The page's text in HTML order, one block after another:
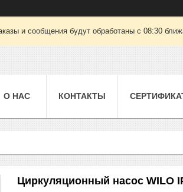
и сообщения будут обработаны с 08:30
О НАС КОНТАКТЫ
Циркуляционный насос WILO